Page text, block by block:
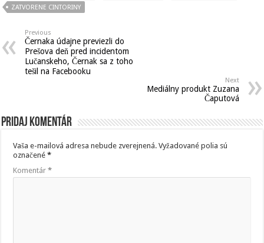
ZATVORENE CINTORINY
Previous
Černaka údajne previezli do
Prešova deň pred incidentom
Lučanskeho, Černak sa z toho
tešil na Facebooku
Next
Mediálny produkt Zuzana
Čaputová
Pridaj komentár
Vaša e-mailová adresa nebude zverejnená. Vyžadované polia sú
označené*
Komentár*